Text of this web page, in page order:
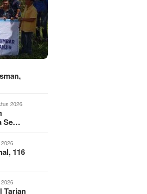
2026
Se…
116
Tarian